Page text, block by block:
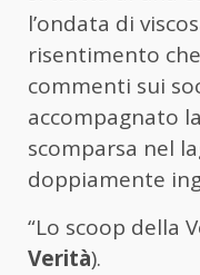
l’ondata di
risentimento
commenti sui
accompagnato
scomparsa nel
doppiamente
“Lo scoop della
Verità).